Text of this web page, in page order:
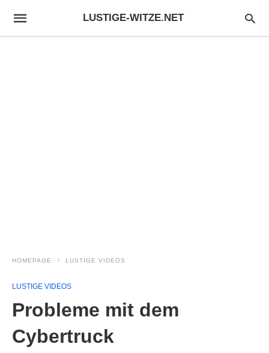
LUSTIGE-WITZE.NET
HOMEPAGE LUSTIGE VIDEOS
LUSTIGE VIDEOS
Probleme mit dem
Cybertruck